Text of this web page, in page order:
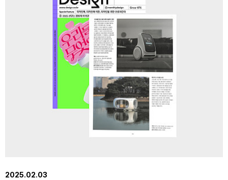
2025.02.03